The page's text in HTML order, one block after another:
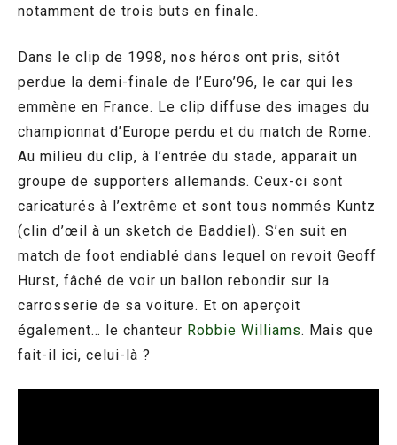
notamment de trois buts en finale.
Dans le clip de 1998, nos héros ont pris, sitôt
perdue la demi-finale de l’Euro’96, le car qui les
emmène en France. Le clip diffuse des images du
championnat d’Europe perdu et du match de Rome.
Au milieu du clip, à l’entrée du stade, apparait un
groupe de supporters allemands. Ceux-ci sont
caricaturés à l’extrême et sont tous nommés Kuntz
(clin d’œil à un sketch de Baddiel). S’en suit en
match de foot endiablé dans lequel on revoit Geoff
Hurst, fâché de voir un ballon rebondir sur la
carrosserie de sa voiture. Et on aperçoit
également… le chanteur Robbie Williams. Mais que
fait-il ici, celui-là ?